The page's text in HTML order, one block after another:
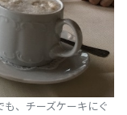
、チーズケーキにぐ